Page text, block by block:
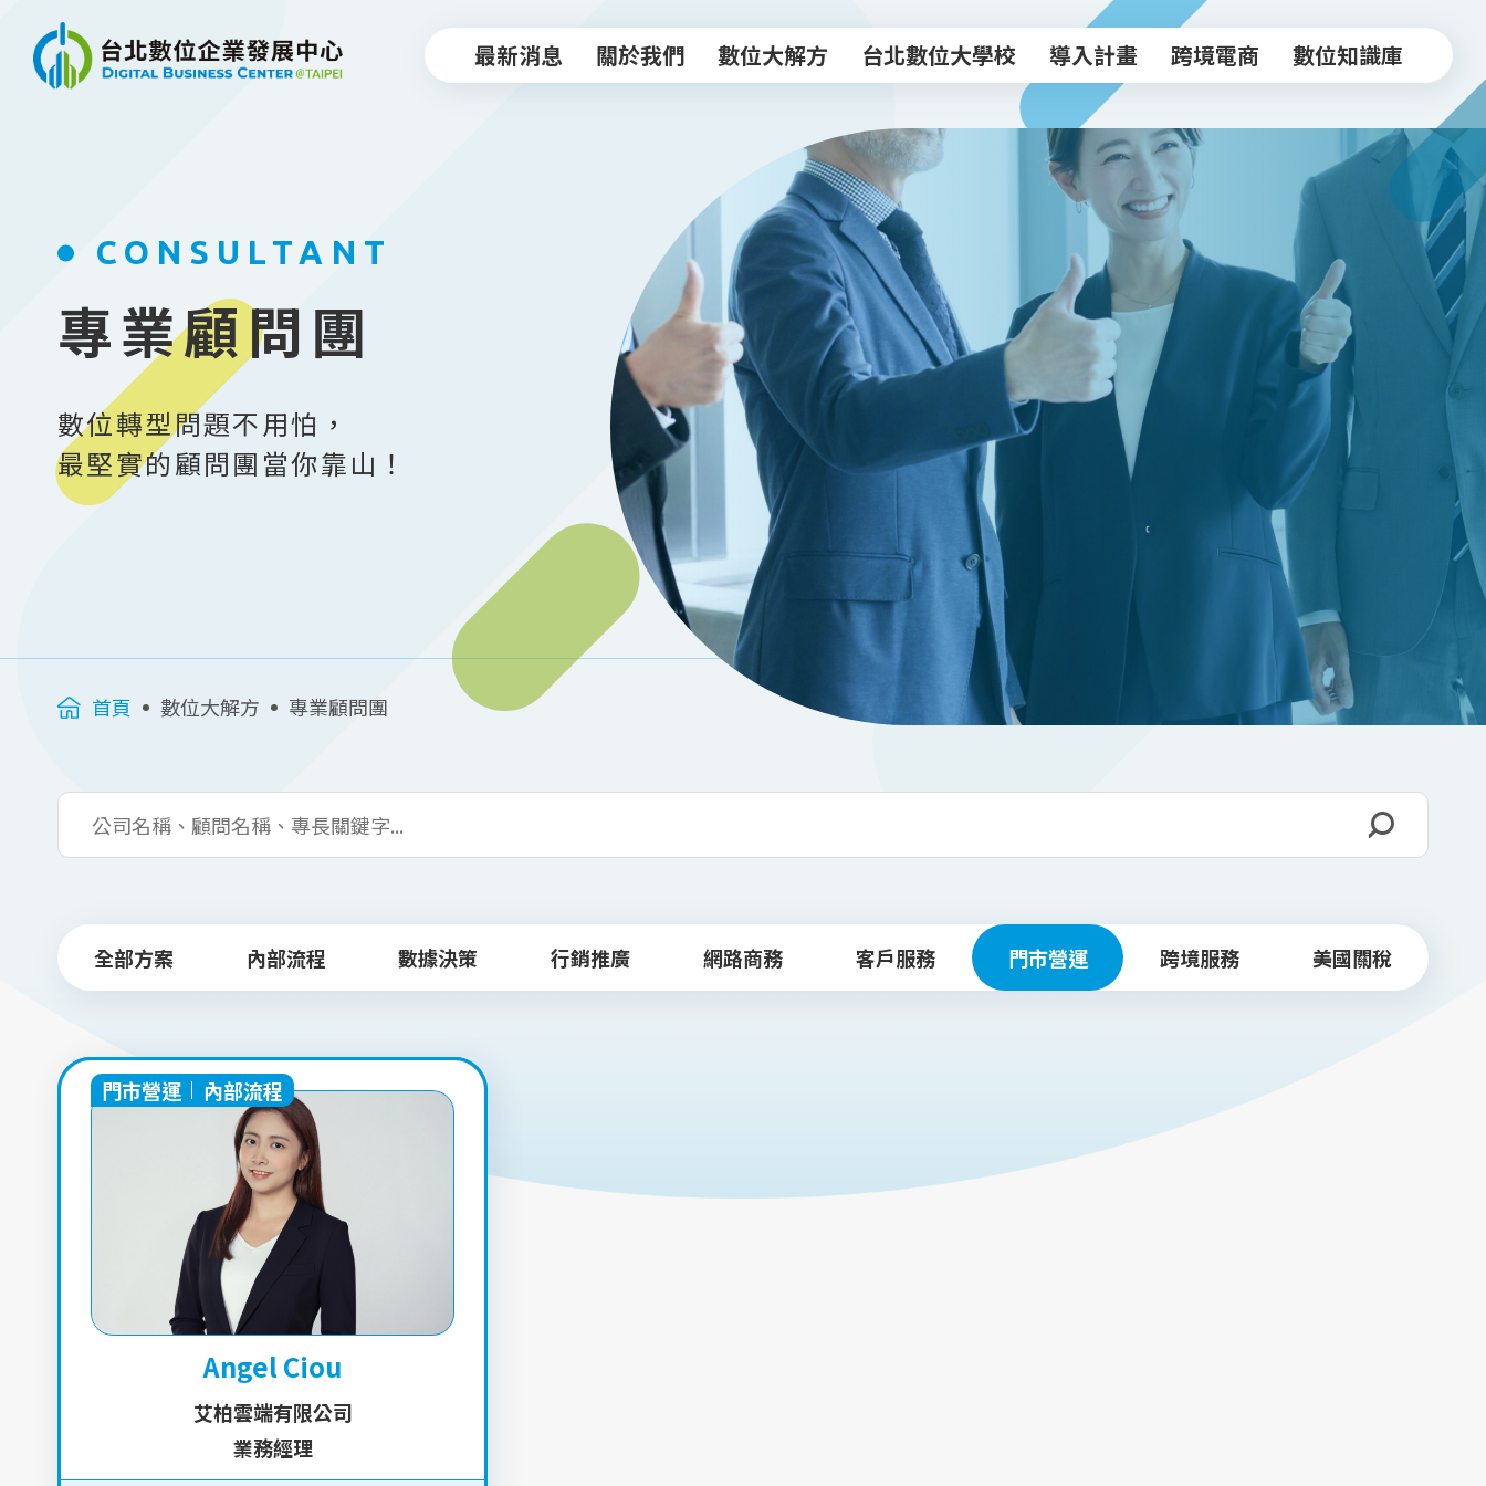
跳到主要內容
最新消息
關於我們
數位大解方
數位轉型諮商室
專業顧問團
數位補給站
台北數位大學校
主題課程
數位創新工作坊
導入計畫
導入計畫
中小企業導入計畫
實體店家導入計畫
跨境驗證輔導計畫
跨境電商
跨境驗證輔導方案
跨境電商工作坊
台北新貿獎
數位知識庫
常見FAQ
活動影音
政府/合作資源
CONSULTANT
專業顧問團
數位轉型問題不用怕，
最堅實的顧問團當你靠山！
首頁 數位大解方 專業顧問團
全部方案 內部流程 數據決策 行銷推廣 網路商務 客戶服務 門市營運 跨境服務 美國關稅
門市營運 內部流程
Angel Ciou
艾柏雲端有限公司
業務經理